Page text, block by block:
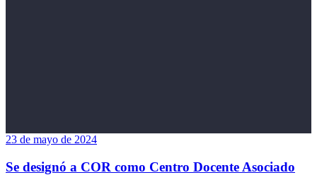
23 de mayo de 2024
Se designó a COR como Centro Docente Asociado